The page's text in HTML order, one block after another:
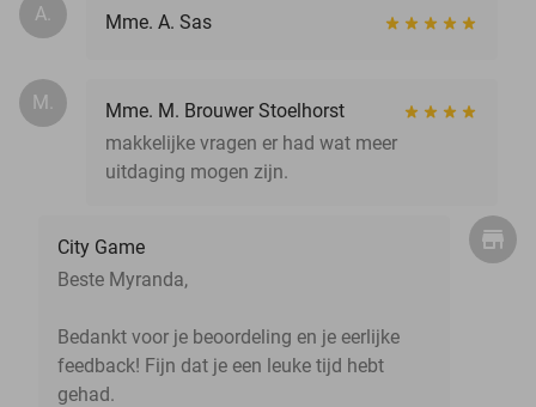
A. Mme. A. Sas
M.
Mme. M. Brouwer Stoelhorst
makkelijke vragen er had wat meer
uitdaging mogen zijn.
City Game
Beste Myranda,
Bedankt voor je beoordeling en je eerlijke
feedback! Fijn dat je een leuke tijd hebt
gehad.